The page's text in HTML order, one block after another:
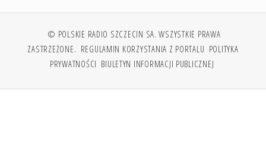
© POLSKIE RADIO SZCZECIN SA. WSZYSTKIE PRAWA
ZASTRZEŻONE. REGULAMIN KORZYSTANIA Z PORTALU POLITYKA
PRYWATNOŚCI BIULETYN INFORMACJI PUBLICZNEJ